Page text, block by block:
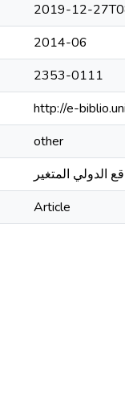
2019-12-
2014-06
2353-0111
http://e-
other
المتغير
Article